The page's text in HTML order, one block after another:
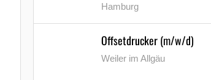
Hamburg
Offsetdrucker (m/w/d)
Weiler im Allgäu